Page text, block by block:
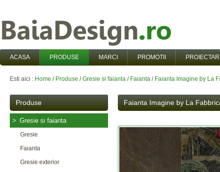
ACASA PRODUSE MARCI PROMOTII
Esti aici : Home / Produse /Gresie si faianta / Faianta / Faianta Imagine by La
Produse
> Gresie si faianta
Gresie
Faianta
Gresie exterior
Faianta Imagine by La